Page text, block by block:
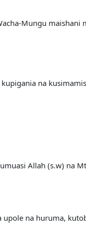
Mungu maishani
na
Allah (s.w) na
na huruma,